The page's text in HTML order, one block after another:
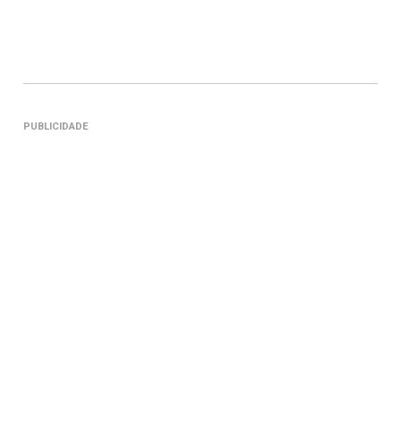
PUBLICIDADE